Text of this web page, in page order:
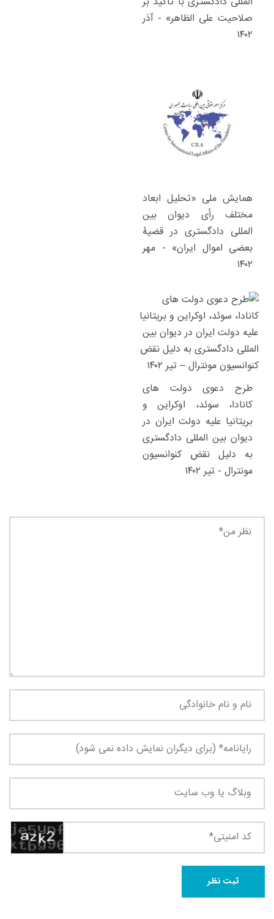
صلاحیت علی الظاهر» - آذر
۱۴۰۲
همایش ملی «تحلیل ابعاد
مختلف رأی دیوان بین
المللی دادگستری در قضیۀ
بعضی اموال ایران» - مهر
۱۴۰۲
طرح دعوی دولت های
کانادا، سوئد، اوکراین و
بریتانیا علیه دولت ایران در
دیوان بین المللی دادگستری
به دلیل نقض کنوانسیون
مونترال - تیر ۱۴۰۲